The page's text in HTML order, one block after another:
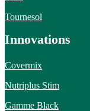
Tournesol
Innovations
Covermix
Nutriplus Stim
Gamme Black